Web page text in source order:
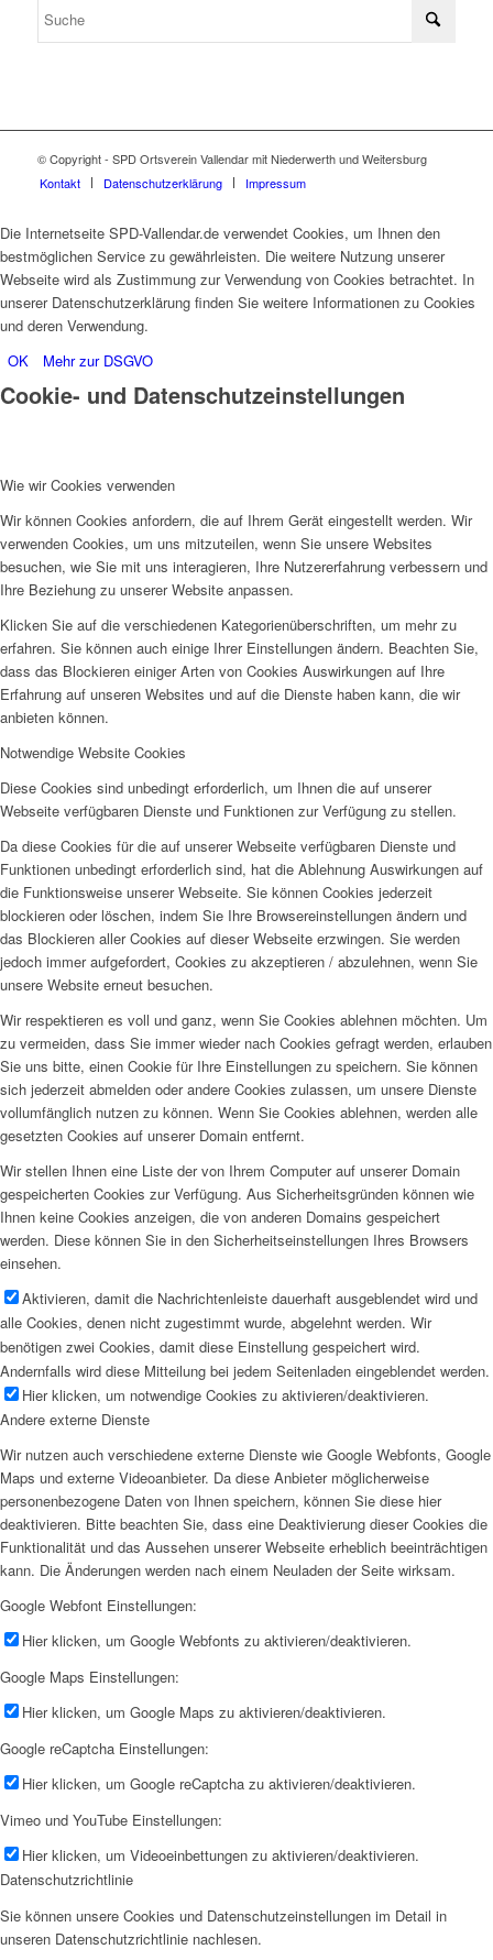
© Copyright - SPD Ortsverein Vallendar mit Niederwerth und Weitersburg
Kontakt
Datenschutzerklärung Impressum
Die Internetseite SPD-Vallendar.de verwendet Cookies, um Ihnen den
bestmöglichen Service zu gewährleisten. Die weitere Nutzung unserer
Webseite wird als Zustimmung zur Verwendung von Cookies betrachtet. In
unserer Datenschutzerklärung finden Sie weitere Informationen zu Cookies
und deren Verwendung.
OK
Mehr zur DSGVO
Cookie- und Datenschutzeinstellungen
Wie wir Cookies verwenden
Wir können Cookies anfordern, die auf Ihrem Gerät eingestellt werden. Wir
verwenden Cookies, um uns mitzuteilen, wenn Sie unsere Websites
besuchen, wie Sie mit uns interagieren, Ihre Nutzererfahrung verbessern und
Ihre Beziehung zu unserer Website anpassen.
Klicken Sie auf die verschiedenen Kategorienüberschriften, um mehr zu
erfahren. Sie können auch einige Ihrer Einstellungen ändern. Beachten Sie,
dass das Blockieren einiger Arten von Cookies Auswirkungen auf Ihre
Erfahrung auf unseren Websites und auf die Dienste haben kann, die wir
anbieten können.
Notwendige Website Cookies
Diese Cookies sind unbedingt erforderlich, um Ihnen die auf unserer
Webseite verfügbaren Dienste und Funktionen zur Verfügung zu stellen.
Da diese Cookies für die auf unserer Webseite verfügbaren Dienste und
Funktionen unbedingt erforderlich sind, hat die Ablehnung Auswirkungen auf
die Funktionsweise unserer Webseite. Sie können Cookies jederzeit
blockieren oder löschen, indem Sie Ihre Browsereinstellungen ändern und
das Blockieren aller Cookies auf dieser Webseite erzwingen. Sie werden
jedoch immer aufgefordert, Cookies zu akzeptieren / abzulehnen, wenn Sie
unsere Website erneut besuchen.
Wir respektieren es voll und ganz, wenn Sie Cookies ablehnen möchten. Um
zu vermeiden, dass Sie immer wieder nach Cookies gefragt werden, erlauben
Sie uns bitte, einen Cookie für Ihre Einstellungen zu speichern. Sie können
sich jederzeit abmelden oder andere Cookies zulassen, um unsere Dienste
vollumfänglich nutzen zu können. Wenn Sie Cookies ablehnen, werden alle
gesetzten Cookies auf unserer Domain entfernt.
Wir stellen Ihnen eine Liste der von Ihrem Computer auf unserer Domain
gespeicherten Cookies zur Verfügung. Aus Sicherheitsgründen können wie
Ihnen keine Cookies anzeigen, die von anderen Domains gespeichert
werden. Diese können Sie in den Sicherheitseinstellungen Ihres Browsers
einsehen.
Aktivieren, damit die Nachrichtenleiste dauerhaft ausgeblendet wird und
alle Cookies, denen nicht zugestimmt wurde, abgelehnt werden. Wir
benötigen zwei Cookies, damit diese Einstellung gespeichert wird.
Andernfalls wird diese Mitteilung bei jedem Seitenladen eingeblendet werden.
Hier klicken, um notwendige Cookies zu aktivieren/deaktivieren.
Andere externe Dienste
Wir nutzen auch verschiedene externe Dienste wie Google Webfonts, Google
Maps und externe Videoanbieter. Da diese Anbieter möglicherweise
personenbezogene Daten von Ihnen speichern, können Sie diese hier
deaktivieren. Bitte beachten Sie, dass eine Deaktivierung dieser Cookies die
Funktionalität und das Aussehen unserer Webseite erheblich beeinträchtigen
kann. Die Änderungen werden nach einem Neuladen der Seite wirksam.
Google Webfont Einstellungen:
Hier klicken, um Google Webfonts zu aktivieren/deaktivieren.
Google Maps Einstellungen:
Hier klicken, um Google Maps zu aktivieren/deaktivieren.
Google reCaptcha Einstellungen:
Hier klicken, um Google reCaptcha zu aktivieren/deaktivieren.
Vimeo und YouTube Einstellungen:
Hier klicken, um Videoeinbettungen zu aktivieren/deaktivieren.
Datenschutzrichtlinie
Sie können unsere Cookies und Datenschutzeinstellungen im Detail in
unseren Datenschutzrichtlinie nachlesen.